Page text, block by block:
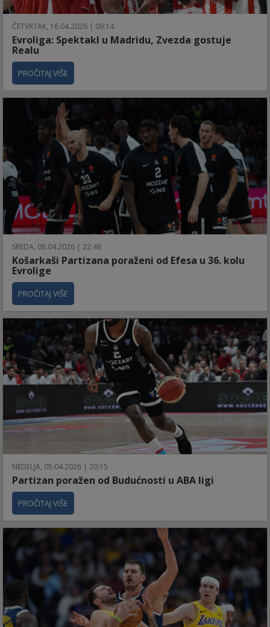
ČETVRTAK, 16.04.2026 | 09:14
Evroliga: Spektakl u Madridu, Zvezda gostuje
Realu
PROČITAJ VIŠE
SREDA, 08.04.2026 | 22:48
Košarkaši Partizana poraženi od Efesa u 36. kolu
Evrolige
PROČITAJ VIŠE
NEDELJA, 05.04.2026 | 20:15
Partizan poražen od Budućnosti u ABA ligi
PROČITAJ VIŠE